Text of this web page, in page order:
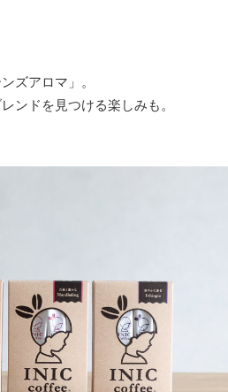
ズアロマ」。
ンドを見つける楽しみも。